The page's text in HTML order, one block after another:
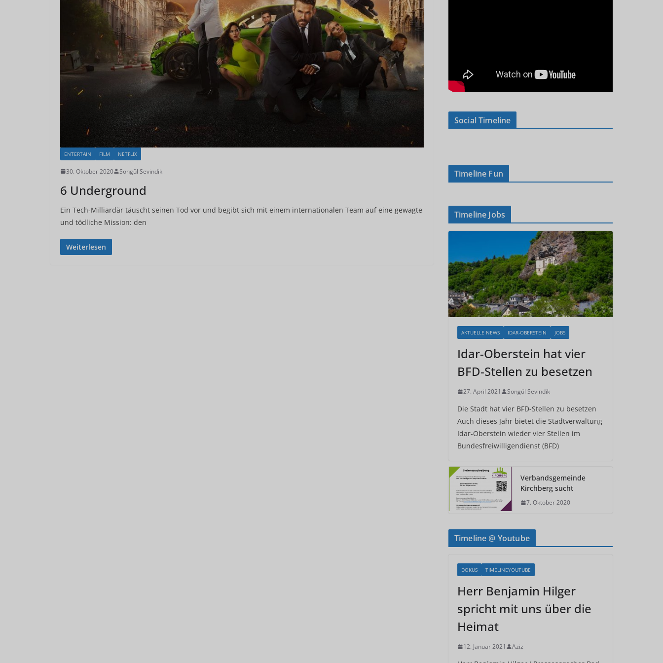
ENTERTAIN FILM NETFLIX
30. Oktober 2020 Songül Sevindik
6 Underground
Ein Tech-Milliardär täuscht seinen Tod vor und begibt sich mit einem internationalen Team auf eine gewagte
und tödliche Mission: den
Weiterlesen
Social Timeline
Timeline Fun
Timeline Jobs
AKTUELLE NEWS IDAR-OBERSTEIN JOBS
Idar-Oberstein hat vier
BFD-Stellen zu besetzen
27. April 2021 Songül Sevindik
Die Stadt hat vier BFD-Stellen zu besetzen
Auch dieses Jahr bietet die Stadtverwaltung
Idar-Oberstein wieder vier Stellen im
Bundesfreiwilligendienst (BFD)
Verbandsgemeinde
Kirchberg sucht
7. Oktober 2020
Timeline @ Youtube
DOKUS TIMELINEYOUTUBE
Herr Benjamin Hilger
spricht mit uns über die
Heimat
12. Januar 2021 Aziz